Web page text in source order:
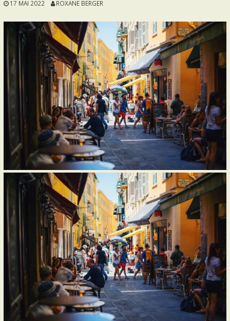
17 MAI 2022 ROXANE BERGER